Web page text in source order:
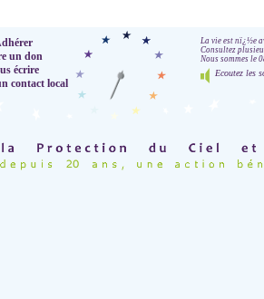
un don
écrire
contact local
La vie est nï¿½e
Consultez
Nous sommes le
Ecoutez les